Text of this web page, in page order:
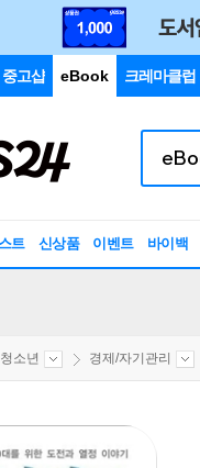
중고샵 eBook 크레마클럽
트 신상품 이벤트 바이백
청소년 경제/자기관리